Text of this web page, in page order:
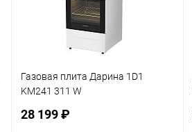
Газовая плита Дарина 1D1
KM241 311 W
28 199 ₽